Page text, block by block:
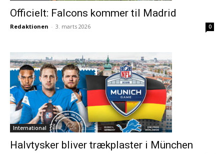
Officielt: Falcons kommer til Madrid
Redaktionen - 3. marts 2026 0
International
Halvtysker bliver trækplaster i München